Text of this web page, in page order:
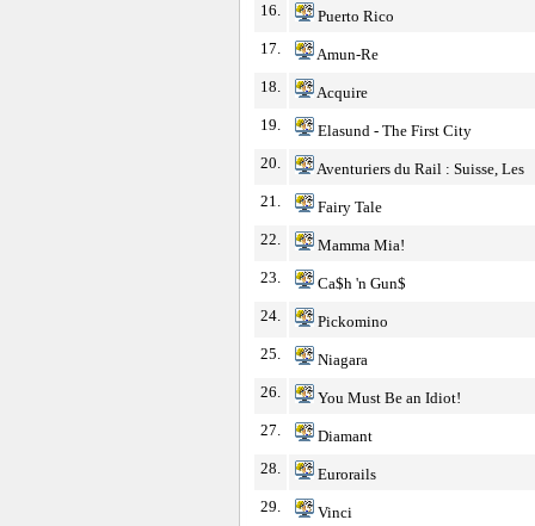
16.
Puerto Rico
17.
Amun-Re
18.
Acquire
19.
Elasund - The First City
20.
Aventuriers du Rail : Suisse, Les
21.
Fairy Tale
22.
Mamma Mia!
23.
Ca$h 'n Gun$
24.
Pickomino
25.
Niagara
26.
You Must Be an Idiot!
27.
Diamant
28.
Eurorails
29.
Vinci